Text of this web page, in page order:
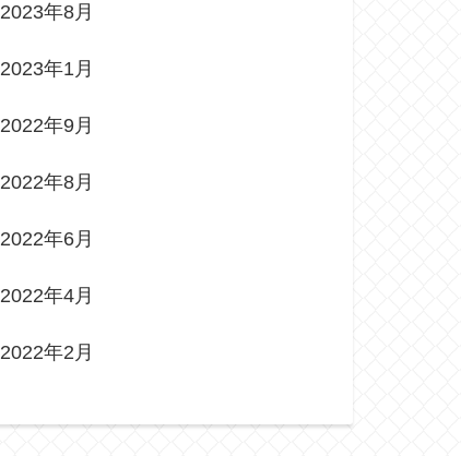
2023年8月
2023年1月
2022年9月
2022年8月
2022年6月
2022年4月
2022年2月